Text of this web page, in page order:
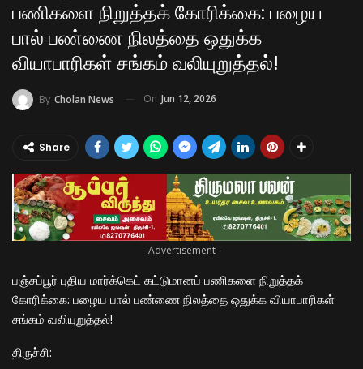
பணிகளை நிறுத்தக் கோரிக்கை: பழைய
பால் பண்ணை நிலத்தை ஒதுக்க
வியாபாரிகள் சங்கம் வலியுறுத்தல்!
By Cholan News On Jun 12, 2026
Share
- Advertisement -
பஞ்சப்பூர் புதிய மார்க்கெட் கட்டுமானப் பணிகளை நிறுத்தக்
கோரிக்கை: பழைய பால் பண்ணை நிலத்தை ஒதுக்க வியாபாரிகள்
சங்கம் வலியுறுத்தல்!
​திருச்சி: